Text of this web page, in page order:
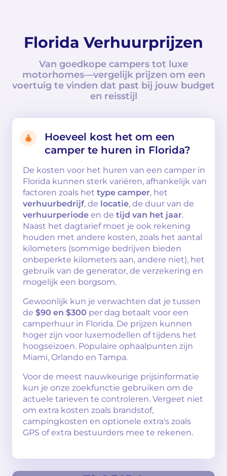
Florida Verhuurprijzen
Van goedkope campers tot luxe
motorhomes—vergelijk prijzen om een
voertuig te vinden dat past bij jouw budget
en reisstijl
Hoeveel kost het om een
camper te huren in Florida?
De kosten voor het huren van een camper in
Florida kunnen sterk variëren, afhankelijk van
factoren zoals het type camper, het
verhuurbedrijf, de locatie, de duur van de
verhuurperiode en de tijd van het jaar.
Naast het dagtarief moet je ook rekening
houden met andere kosten, zoals het aantal
kilometers (sommige bedrijven bieden
onbeperkte kilometers aan, andere niet), het
gebruik van de generator, de verzekering en
mogelijk een borgsom.
Gewoonlijk kun je verwachten dat je tussen
de $90 en $300 per dag betaalt voor een
camperhuur in Florida. De prijzen kunnen
hoger zijn voor luxemodellen of tijdens het
hoogseizoen. Populaire ophaalpunten zijn
Miami, Orlando en Tampa.
Voor de meest nauwkeurige prijsinformatie
kun je onze zoekfunctie gebruiken om de
actuele tarieven te controleren. Vergeet niet
om extra kosten zoals brandstof,
campingkosten en optionele extra's zoals
GPS of extra bestuurders mee te rekenen.